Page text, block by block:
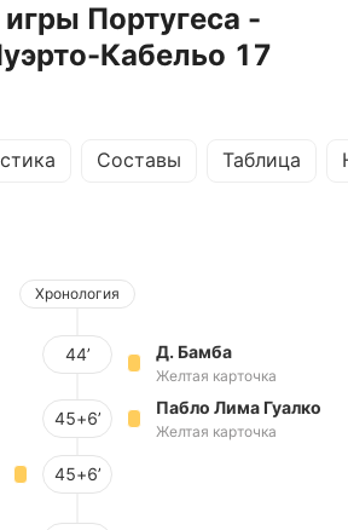
Португеса -
Кабельо 17
Составы Таблица
Хронология
44’ Д. Бамба
Желтая карточка
45+6’
Пабло Лима Гуалко
Желтая карточка
45+6’